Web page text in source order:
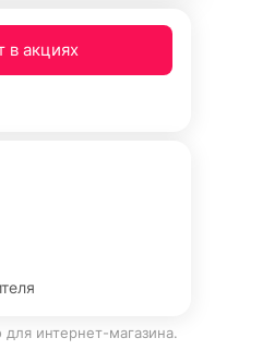
в акциях
интернет-магазина.